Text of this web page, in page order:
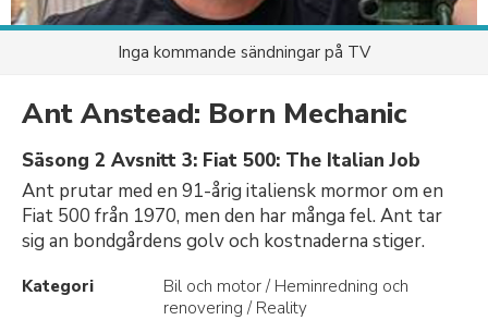
Inga kommande sändningar på TV
Ant Anstead: Born Mechanic
Säsong 2 Avsnitt 3: Fiat 500: The Italian Job
Ant prutar med en 91-årig italiensk mormor om en
Fiat 500 från 1970, men den har många fel. Ant tar
sig an bondgårdens golv och kostnaderna stiger.
Kategori
Bil och motor / Heminredning och
renovering / Reality